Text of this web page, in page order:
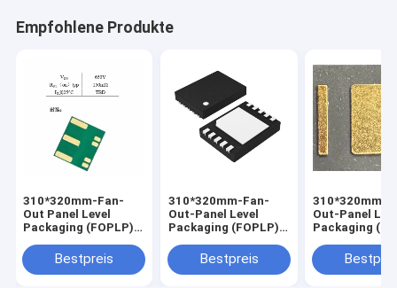
Empfohlene Produkte
310*320mm-Fan-
Out Panel Level
Packaging (FOPLP)
Bestpreis
310*320mm-Fan-
Out-Panel Level
Packaging (FOPLP)
Bestpreis
310*320mm-
Out-Panel
Packaging